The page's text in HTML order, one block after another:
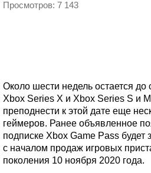
Просмотров: 7 143
Около шести недель остается до
Xbox Series X и Xbox Series S и
преподнести к этой дате еще
геймеров. Ранее объявленное
подписке Xbox Game Pass
с началом продаж игровых
поколения 10 ноября 2020 года.